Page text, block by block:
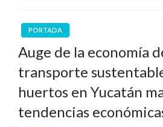
PORTADA
Auge de la economía
transporte
huertos en Yucatán
tendencias